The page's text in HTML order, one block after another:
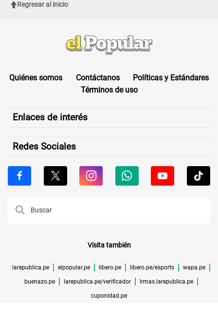
Regresar al inicio
Quiénes somos Contáctanos
Políticas y Estándares
Términos de uso
Enlaces de interés
Redes Sociales
Visita también
larepublica.pe elpopular.pe libero.pe libero.pe/esports wapa.pe
buenazo.pe larepublica.pe/verificador lrmas.larepublica.pe
cuponidad.pe